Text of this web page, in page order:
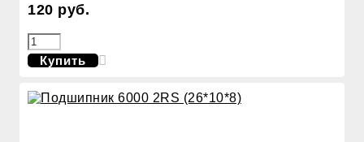
120 руб.
Купить